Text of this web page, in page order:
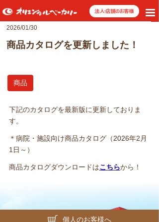
2026/01/30
商品カタログを更新しました！
商品
下記のカタログを最新版に更新しておりま
す。
＊病院・施設向け商品カタログ（2026年2月
1日～）
商品カタログダウンロードはこちらから！
個人のお客様へ